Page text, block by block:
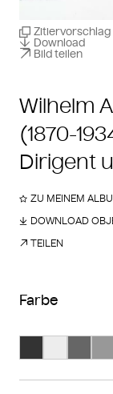
Wilhelm
(1870-
Dirigent
Zitiervorschlag
Download
Bild teilen
ZU MEINEM
DOWNLOAD
TEILEN
Farbe